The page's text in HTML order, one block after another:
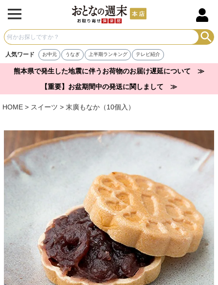
人気ワード お中元 うなぎ 上半期ランキング テレビ紹介
熊本県で発生した地震に伴うお荷物のお届け遅延について ≫
【重要】お盆期間中の発送に関しまして ≫
HOME スイーツ 末廣もなか（10個入）